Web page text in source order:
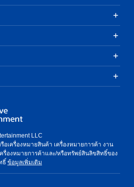
LLC
อเครื่องหมายสินค้า เครื่องหมายการค้า งาน
รื่องหมายการค้าและ/หรือทรัพย์สินลิขสิทธิ์ของ
ธิ์ ข้อมูลเพิ่มเติม